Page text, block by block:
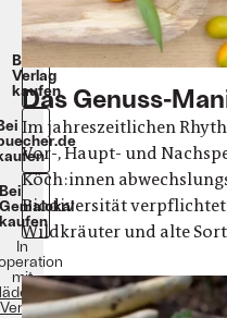
Naturfotografien
40€
Beim
Verlag
kaufen
In
mit
Verlag
Das Genuss-
Im jahreszeitlichen
Vor-, Haupt- und
Köch:innen
Biodiversität
Wildkräuter und alte